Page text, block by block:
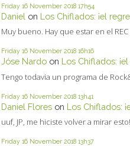
Friday 16 November 2018 17h54
Daniel on Los Chiflados: ¡el
Muy bueno. Hay que estar en el
Friday 16 November 2018 16h16
Jóse Nardo on Los Chiflados:
Tengo todavia un programa de
Friday 16 November 2018 13h41
Daniel Flores on Los Chiflados:
uuf, JP, me hiciste volver a mirar
Friday 16 November 2018 13h37